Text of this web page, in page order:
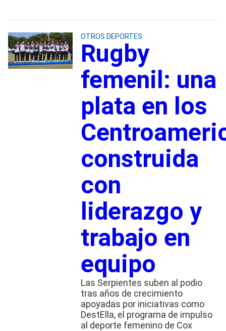
OTROS DEPORTES
Rugby
femenil: una
plata en los
construida
con
liderazgo y
trabajo en
equipo
Las Serpientes suben al podio
tras años de crecimiento
apoyadas por iniciativas como
DestElla, el programa de impulso
al deporte femenino de Cox